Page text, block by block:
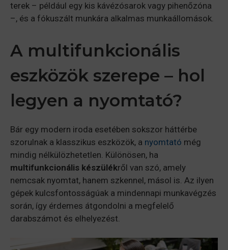
terek – például egy kis kávézósarok vagy pihenőzóna
–, és a fókuszált munkára alkalmas munkaállomások.
A multifunkcionális
eszközök szerepe – hol
legyen a nyomtató?
Bár egy modern iroda esetében sokszor háttérbe
szorulnak a klasszikus eszközök, a nyomtató még
mindig nélkülözhetetlen. Különösen, ha
multifunkcionális készülékről van szó, amely
nemcsak nyomtat, hanem szkennel, másol is. Az ilyen
gépek kulcsfontosságúak a mindennapi munkavégzés
során, így érdemes átgondolni a megfelelő
darabszámot és elhelyezést.